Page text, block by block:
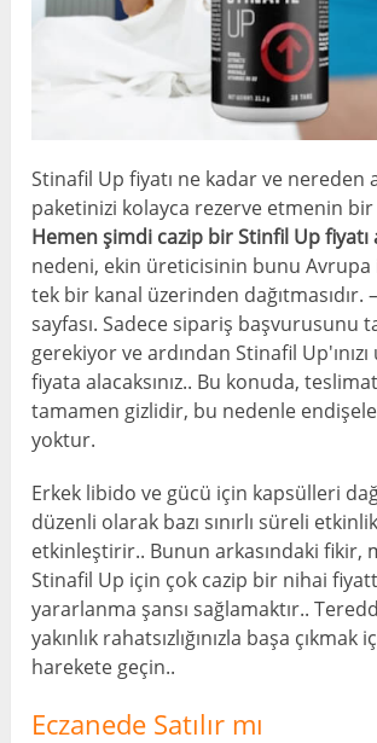
Stinafil Up fiyatı ne kadar ve nereden
paketinizi kolayca rezerve etmenin
Hemen şimdi cazip bir Stinfil Up fiyatı
nedeni, ekin üreticisinin bunu Avrupa
tek bir kanal üzerinden dağıtmasıdır.
sayfası. Sadece sipariş başvurusunu
gerekiyor ve ardından Stinafil
fiyata alacaksınız.. Bu konuda,
tamamen gizlidir, bu nedenle
yoktur.
Erkek libido ve gücü için kapsülleri
düzenli olarak bazı sınırlı süreli
etkinleştirir.. Bunun arkasındaki fikir,
Stinafil Up için çok cazip bir nihai
yararlanma şansı sağlamaktır..
yakınlık rahatsızlığınızla başa çıkmak
harekete geçin..
Eczanede Satılır mı